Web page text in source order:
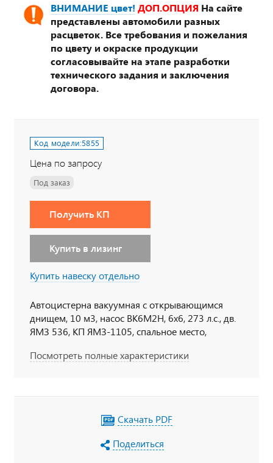
ВНИМАНИЕ цвет! ДОП.ОПЦИЯ На сайте
представлены автомобили разных
расцветок. Все требования и пожелания
по цвету и окраске продукции
согласовывайте на этапе разработки
технического задания и заключения
договора.
Код модели:5855
Цена по запросу
Под заказ
Получить КП
Купить в лизинг
Купить навеску отдельно
Автоцистерна вакуумная с открывающимся
днищем, 10 м3, насос ВК6М2Н, 6х6, 273 л.с., дв.
ЯМЗ 536, КП ЯМЗ-1105, спальное место,
огнетушителя, тахограф под ADR, кнопки
Посмотреть полные характеристики
Скачать PDF
Поделиться